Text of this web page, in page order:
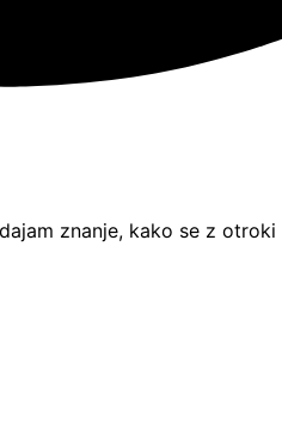
znanje, kako se z otroki